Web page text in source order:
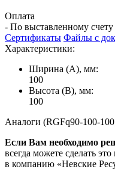
Оплата
- По выставленному счету
Сертификаты Файлы с
Характеристики:
Ширина (А), мм:
100
Высота (В), мм:
100
Аналоги (RGFq90-100-
Если Вам необходимо
всегда можете сделать
в компанию «Невские